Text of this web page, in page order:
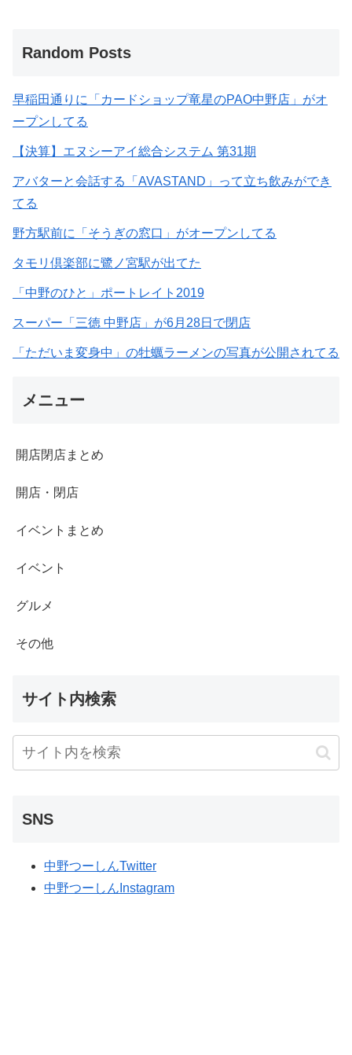
Random Posts
早稲田通りに「カードショップ竜星のPAO中野店」がオ
ープンしてる
【決算】エヌシーアイ総合システム 第31期
アバターと会話する「AVASTAND」って立ち飲みができ
てる
野方駅前に「そうぎの窓口」がオープンしてる
タモリ倶楽部に鷺ノ宮駅が出てた
「中野のひと」ポートレイト2019
スーパー「三徳 中野店」が6月28日で閉店
「ただいま変身中」の牡蠣ラーメンの写真が公開されてる
メニュー
開店閉店まとめ
開店・閉店
イベントまとめ
イベント
グルメ
その他
サイト内検索
SNS
中野つーしんTwitter
中野つーしんInstagram